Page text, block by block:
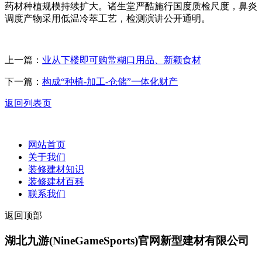
药材种植规模持续扩大。诸生堂严酷施行国度质检尺度，鼻炎
调度产物采用低温冷萃工艺，检测演讲公开通明。
上一篇： 业从下楼即可购常糊口用品、新颖食材
下一篇： 构成“种植-加工-仓储”一体化财产
返回列表页
网站首页
关于我们
装修建材知识
装修建材百科
联系我们
返回顶部
湖北九游(NineGameSports)官网新型建材有限公司